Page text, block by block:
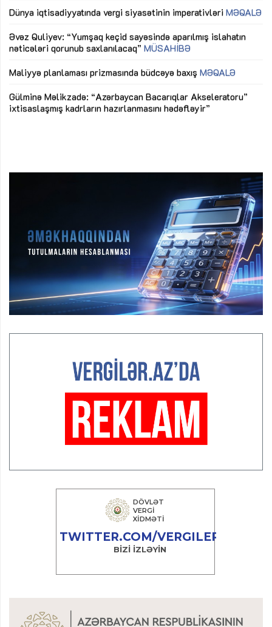
Dünya iqtisadiyyatında vergi siyasətinin imperativləri MƏQALƏ
Əvəz Quliyev: “Yumşaq keçid sayəsində aparılmış islahatın
nəticələri qorunub saxlanılacaq” MÜSAHİBƏ
Maliyyə planlaması prizmasında büdcəyə baxış MƏQALƏ
Gülminə Məlikzadə: “Azərbaycan Bacarıqlar Akseleratoru”
ixtisaslaşmış kadrların hazırlanmasını hədəfləyir”